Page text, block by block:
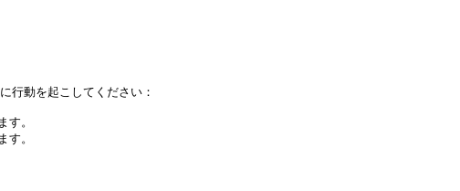
行動を起こしてください：
。
。